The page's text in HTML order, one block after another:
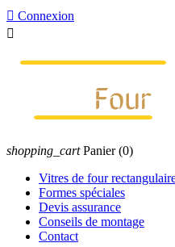
 Connexion

shopping_cart Panier (0)
Vitres de four
Formes spéciales
Devis assurance
Conseils de montage
Contact